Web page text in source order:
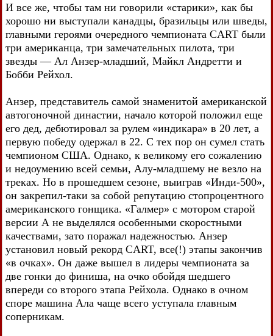
И все же, чтобы там ни говорили «старики», как бы
хорошо ни выступали канадцы, бразильцы или шведы,
главными героями очередного чемпионата CART были
три американца, три замечательных пилота, три
звезды — Ал Анзер-младший, Майкл Андретти и
Бобби Рейхол.
Анзер, представитель самой знаменитой американской
автогоночной династии, начало которой положил еще
его дед, дебютировал за рулем «индикара» в 20 лет, а
первую победу одержал в 22. С тех пор он сумел стать
чемпионом США. Однако, к великому его сожалению
и недоумению всей семьи, Алу-младшему не везло на
треках. Но в прошедшем сезоне, выиграв «Инди-500»,
он закрепил-таки за собой репутацию стопроцентного
американского гонщика. «Галмер» с мотором старой
версии А не выделялся особенными скоростными
качествами, зато поражал надежностью. Анзер
установил новый рекорд CART, все(!) этапы закончив
«в очках». Он даже вышел в лидеры чемпионата за
две гонки до финиша, на очко обойдя шедшего
впереди со второго этапа Рейхола. Однако в очном
споре машина Ала чаще всего уступала главным
соперникам.